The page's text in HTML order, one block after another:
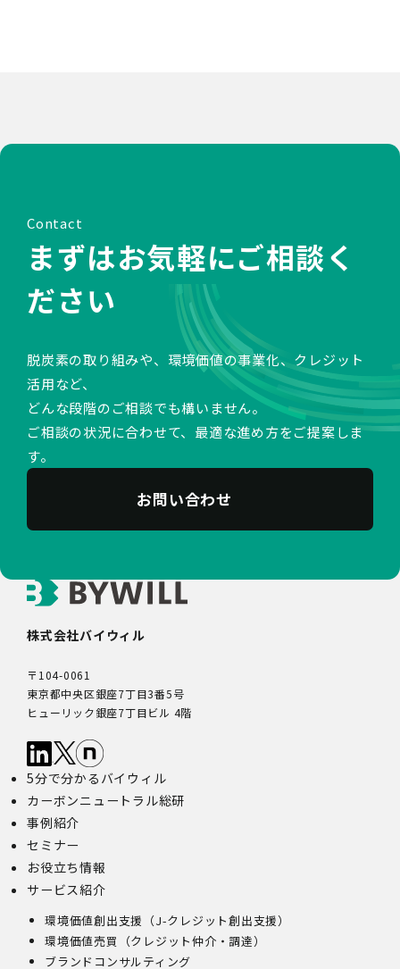
Contact
まずはお気軽にご相談く
ださい
脱炭素の取り組みや、環境価値の事業化、クレジット
活用など、
どんな段階のご相談でも構いません。
ご相談の状況に合わせて、最適な進め方をご提案しま
す。
お問い合わせ
株式会社バイウィル
〒104-0061
東京都中央区銀座7丁目3番5号
ヒューリック銀座7丁目ビル 4階
5分で分かるバイウィル
カーボンニュートラル総研
事例紹介
セミナー
お役立ち情報
サービス紹介
環境価値創出支援（J-クレジット創出支援）
環境価値売買（クレジット仲介・調達）
ブランドコンサルティング